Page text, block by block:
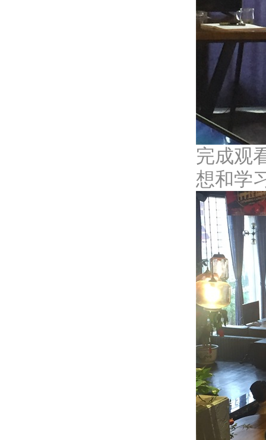
完成观
想和学